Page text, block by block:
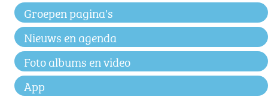
Groepen pagina's
Nieuws en agenda
Foto albums en video
App